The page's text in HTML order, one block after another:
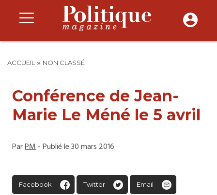
ACCUEIL » NON CLASSÉ
Conférence de Jean-
Marie Le Méné le 5 avril
ParPM- Publié le 30 mars 2016
Facebook Twitter Email